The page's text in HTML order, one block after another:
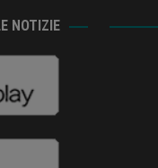
NOTIZIE